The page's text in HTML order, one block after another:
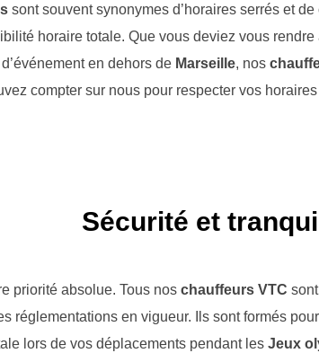
sont souvent synonymes d’horaires serrés et
horaire totale. Que vous deviez vous
en dehors de Marseille, nos
compter sur nous pour respecter vos
Sécurité et
priorité absolue. Tous nos chauffeurs VTC
réglementations en vigueur. Ils sont formés
lors de vos déplacements pendant les Jeux